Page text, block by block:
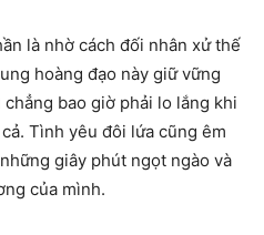
là nhờ cách đối nhân xử thế
hoàng đạo này giữ vững
bao giờ phải lo lắng khi
Tình yêu đôi lứa cũng êm
giây phút ngọt ngào và
của mình.